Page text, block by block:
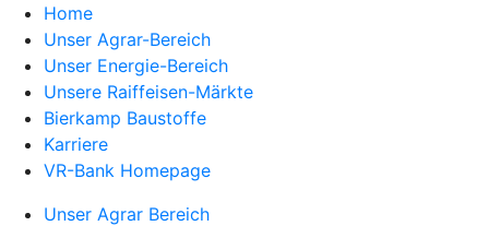
Home
Unser Agrar-Bereich
Unser Energie-Bereich
Unsere Raiffeisen-Märkte
Bierkamp Baustoffe
Karriere
VR-Bank Homepage
Unser Agrar Bereich